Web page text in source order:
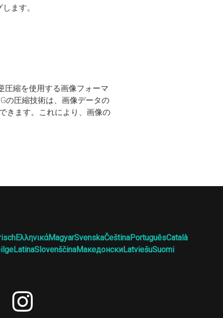
ます。
圧縮を使用する画像フォーマ
の圧縮技術は、画像データの
きます。これにより、画像の
ΕλληνικάMagyarSvenskaČeštinaPortuguêsCatalà
LatinaSlovenščinaМакедонскиLatviešuSuomi